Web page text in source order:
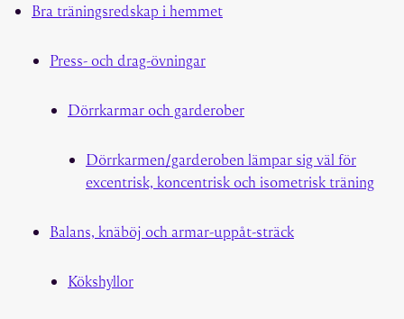
Bra träningsredskap i hemmet
Press- och drag-övningar
Dörrkarmar och garderober
Dörrkarmen/garderoben lämpar sig väl för
excentrisk, koncentrisk och isometrisk träning
Balans, knäböj och armar-uppåt-sträck
Kökshyllor